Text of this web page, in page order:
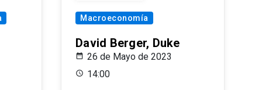
Macroeconomía
David Berger, Duke
26 de Mayo de 2023
14:00